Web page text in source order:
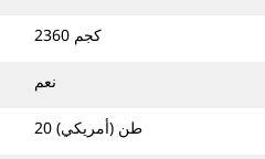
2360 كجم
نعم
20 طن (أمريكي)